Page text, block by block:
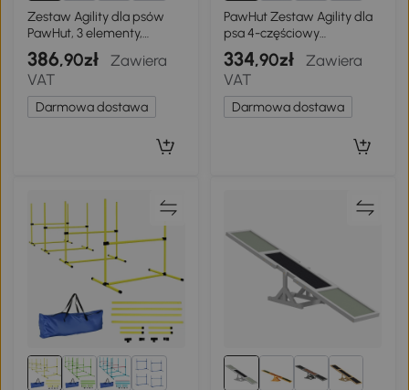
Zestaw Agility dla psów
PawHut, 3 elementy,
treningowy
386,90zł
Zawiera
VAT
Darmowa dostawa
1+
PawHut Zestaw Agility dla
psa 4-częściowy
regulowana wysokość
wyposażenie Agility z 4
przeszkodami torba
transportowa 99 x 65 x 94
cm Jasnoniebieski
334,90zł
Zawiera
VAT
Darmowa dostawa